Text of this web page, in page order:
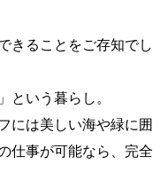
きることをご存知でし
という暮らし。
には美しい海や緑に囲
仕事が可能なら、完全